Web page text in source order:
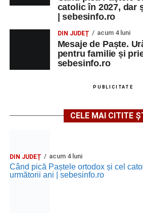
distracții.
Adaugă-ne ca sursă
Urmărește-ne pe
Ultimele știri din Sebeș
festivalul „Armonii în Sebeș”.
Primăria Sebeș a decis să
catolic în 2027, dar
| sebesinfo.ro
DIN JUDEȚ acum 4 luni
Mesaje de Paște.
pentru familie și
sebesinfo.ro
PUBLICITATE
CELE MAI CITITE
DIN JUDEȚ acum 4 luni
Când pică Paștele ortodox și cel
următorii ani | sebesinfo.ro